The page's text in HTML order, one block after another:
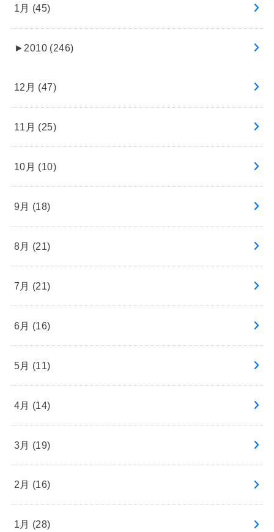
1月 (45)
► 2010 (246)
12月 (47)
11月 (25)
10月 (10)
9月 (18)
8月 (21)
7月 (21)
6月 (16)
5月 (11)
4月 (14)
3月 (19)
2月 (16)
1月 (28)